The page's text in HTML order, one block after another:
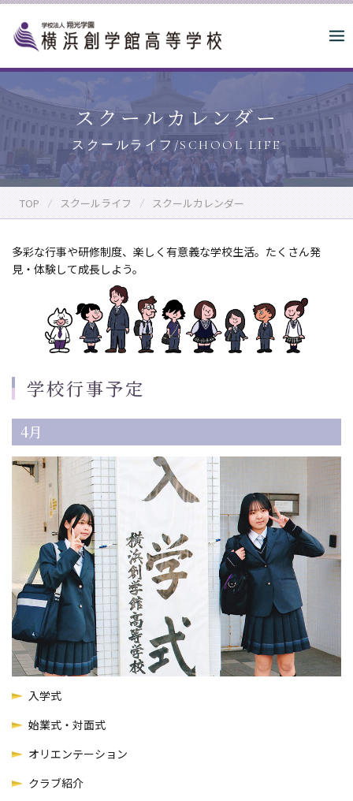
p
t
t
n
スクールカレンダー
TOP スクールライフ スクールカレンダー
多彩な行事や研修制度、楽しく有意義な学校生活。たくさん発
見・体験して成長しよう。
学校行事予定
4月
入学式
始業式・対面式
オリエンテーション
クラブ紹介